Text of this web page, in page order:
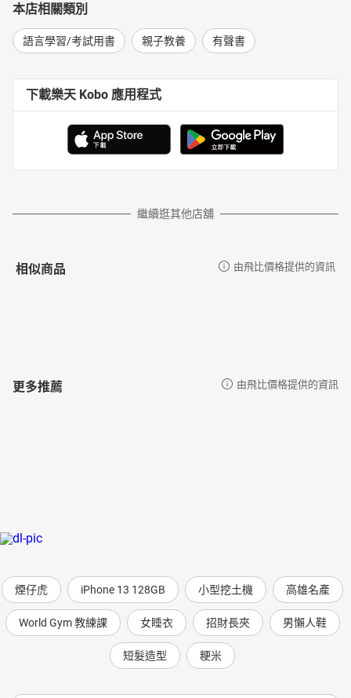
本店相關類別
語言學習/考試用書 親子教養 有聲書
下載樂天 Kobo 應用程式
繼續逛其他店舖
相似商品 由飛比價格提供的資訊
更多推薦 由飛比價格提供的資訊
煙仔虎 iPhone 13 128GB 小型挖土機 高雄名產
World Gym 教練課 女睡衣 招財長夾 男懶人鞋
短髮造型 粳米